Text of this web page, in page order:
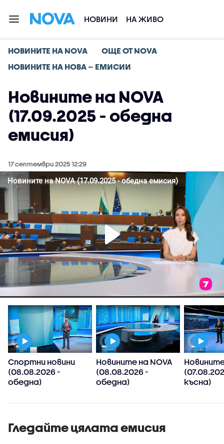
НОВИНИ НА ЖИВО
НОВИНИТЕ НА NOVA
ОЩЕ ОТ NOVA
НОВИНИТЕ НА НОВА – ЕМИСИИ
Новините на NOVA
(17.09.2025 - обедна
емисия)
17 септември 2025 12:29
Спортни новини
(08.08.2026 -
обедна)
Новините на NOVA
(08.08.2026 -
обедна)
късна)
Гледайте цялата емисия